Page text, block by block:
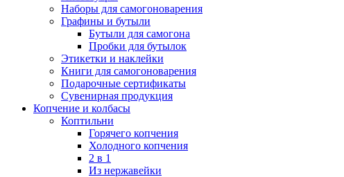
Наборы для самогоноварения
Графины и бутыли
Бутыли для самогона
Пробки для бутылок
Этикетки и наклейки
Книги для самогоноварения
Подарочные сертификаты
Сувенирная продукция
Копчение и колбасы
Коптильни
Горячего копчения
Холодного копчения
2 в 1
Из нержавейки